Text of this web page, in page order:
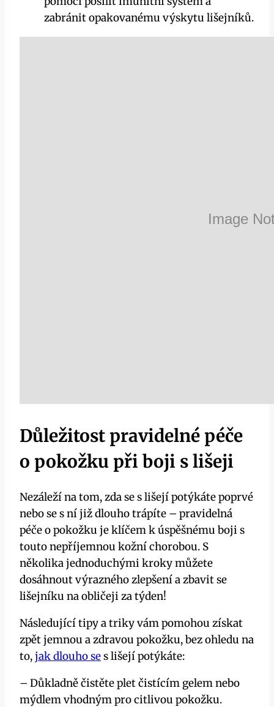
zabránit opakovanému výskytu lišejníků.
Důležitost​ pravidelné péče
o pokožku při boji s lišeji
Nezáleží na tom, zda se s ‌lišejí potýkáte poprvé
nebo se ⁣s ní již dlouho trápíte – pravidelná
‌péče o pokožku⁣ je klíčem k úspěšnému boji ⁤s
⁢touto nepříjemnou ‍kožní chorobou. S
několika jednoduchými kroky můžete
dosáhnout‌ výrazného zlepšení a zbavit se
‍lišejníku na obličeji⁣ za týden!
Následující tipy a triky vám pomohou získat
zpět jemnou​ a zdravou pokožku, bez ⁢ohledu na
to,jak dlouho ses lišejí potýkáte:
– Důkladně čistěte‌ plet čistícím gelem nebo
mýdlem vhodným pro citlivou pokožku.